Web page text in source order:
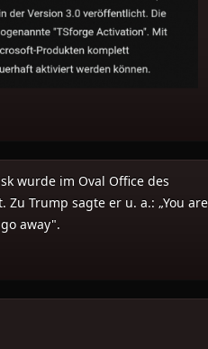
wurde im Oval Office des
Trump sagte er u. a.: „You are
away".